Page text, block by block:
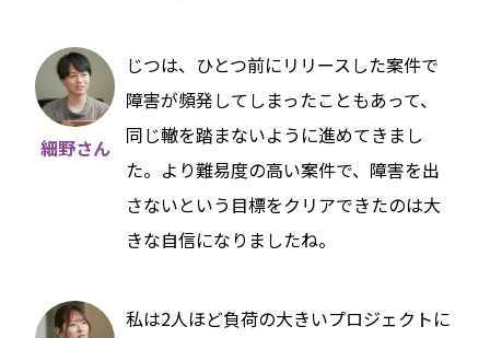
細野さん
じつは、ひとつ前にリリースした案件で
障害が頻発してしまったこともあって、
同じ轍を踏まないように進めてきまし
た。より難易度の高い案件で、障害を出
さないという目標をクリアできたのは大
きな自信になりましたね。
私は2人ほど負荷の大きいプロジェクトに